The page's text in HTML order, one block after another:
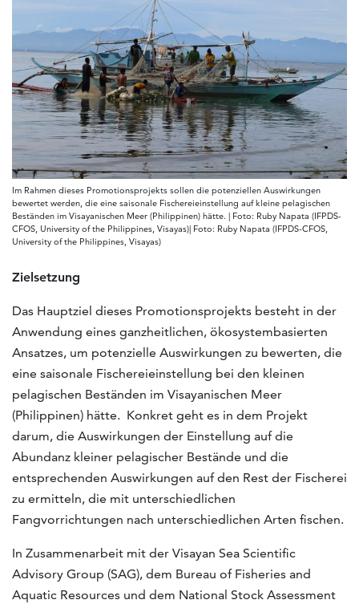
Im Rahmen dieses Promotionsprojekts sollen die potenziellen Auswirkungen
bewertet werden, die eine saisonale Fischereieinstellung auf kleine pelagischen
Beständen im Visayanischen Meer (Philippinen) hätte. | Foto: Ruby Napata (IFPDS-
CFOS, University of the Philippines, Visayas)| Foto: Ruby Napata (IFPDS-CFOS,
University of the Philippines, Visayas)
Zielsetzung
Das Hauptziel dieses Promotionsprojekts besteht in der
Anwendung eines ganzheitlichen, ökosystembasierten
Ansatzes, um potenzielle Auswirkungen zu bewerten, die
eine saisonale Fischereieinstellung bei den kleinen
pelagischen Beständen im Visayanischen Meer
(Philippinen) hätte. Konkret geht es in dem Projekt
darum, die Auswirkungen der Einstellung auf die
Abundanz kleiner pelagischer Bestände und die
entsprechenden Auswirkungen auf den Rest der Fischerei
zu ermitteln, die mit unterschiedlichen
Fangvorrichtungen nach unterschiedlichen Arten fischen.
In Zusammenarbeit mit der Visayan Sea Scientific
Advisory Group (SAG), dem Bureau of Fisheries and
Aquatic Resources und dem National Stock Assessment